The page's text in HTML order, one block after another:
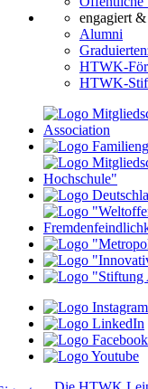
engagiert
Alumni
HTWK-
HTWK-